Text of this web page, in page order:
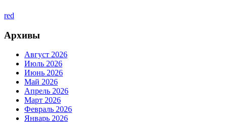
red
Архивы
Август 2026
Июль 2026
Июнь 2026
Май 2026
Апрель 2026
Март 2026
Февраль 2026
Январь 2026